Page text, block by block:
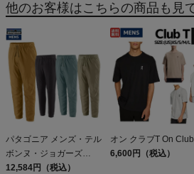
他のお客様はこちらの商品も見
パタゴニア メンズ・テル
ボンヌ・ジョガーズ
PATAGONIA MS
12,584円（税込）
オン クラブT On
6,600円（税込）